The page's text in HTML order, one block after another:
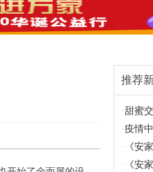
推荐
·甜蜜
·疫情
·
《安
·
《安